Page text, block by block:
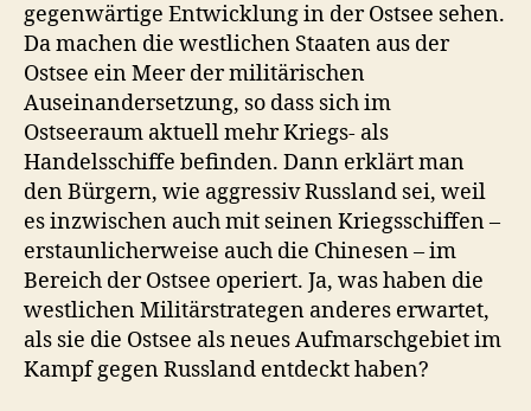
gegenwärtige Entwicklung in der Ostsee sehen.
Da machen die westlichen Staaten aus der
Ostsee ein Meer der militärischen
Auseinandersetzung, so dass sich im
Ostseeraum aktuell mehr Kriegs- als
Handelsschiffe befinden. Dann erklärt man
den Bürgern, wie aggressiv Russland sei, weil
es inzwischen auch mit seinen Kriegsschiffen –
erstaunlicherweise auch die Chinesen – im
Bereich der Ostsee operiert. Ja, was haben die
westlichen Militärstrategen anderes erwartet,
als sie die Ostsee als neues Aufmarschgebiet im
Kampf gegen Russland entdeckt haben?